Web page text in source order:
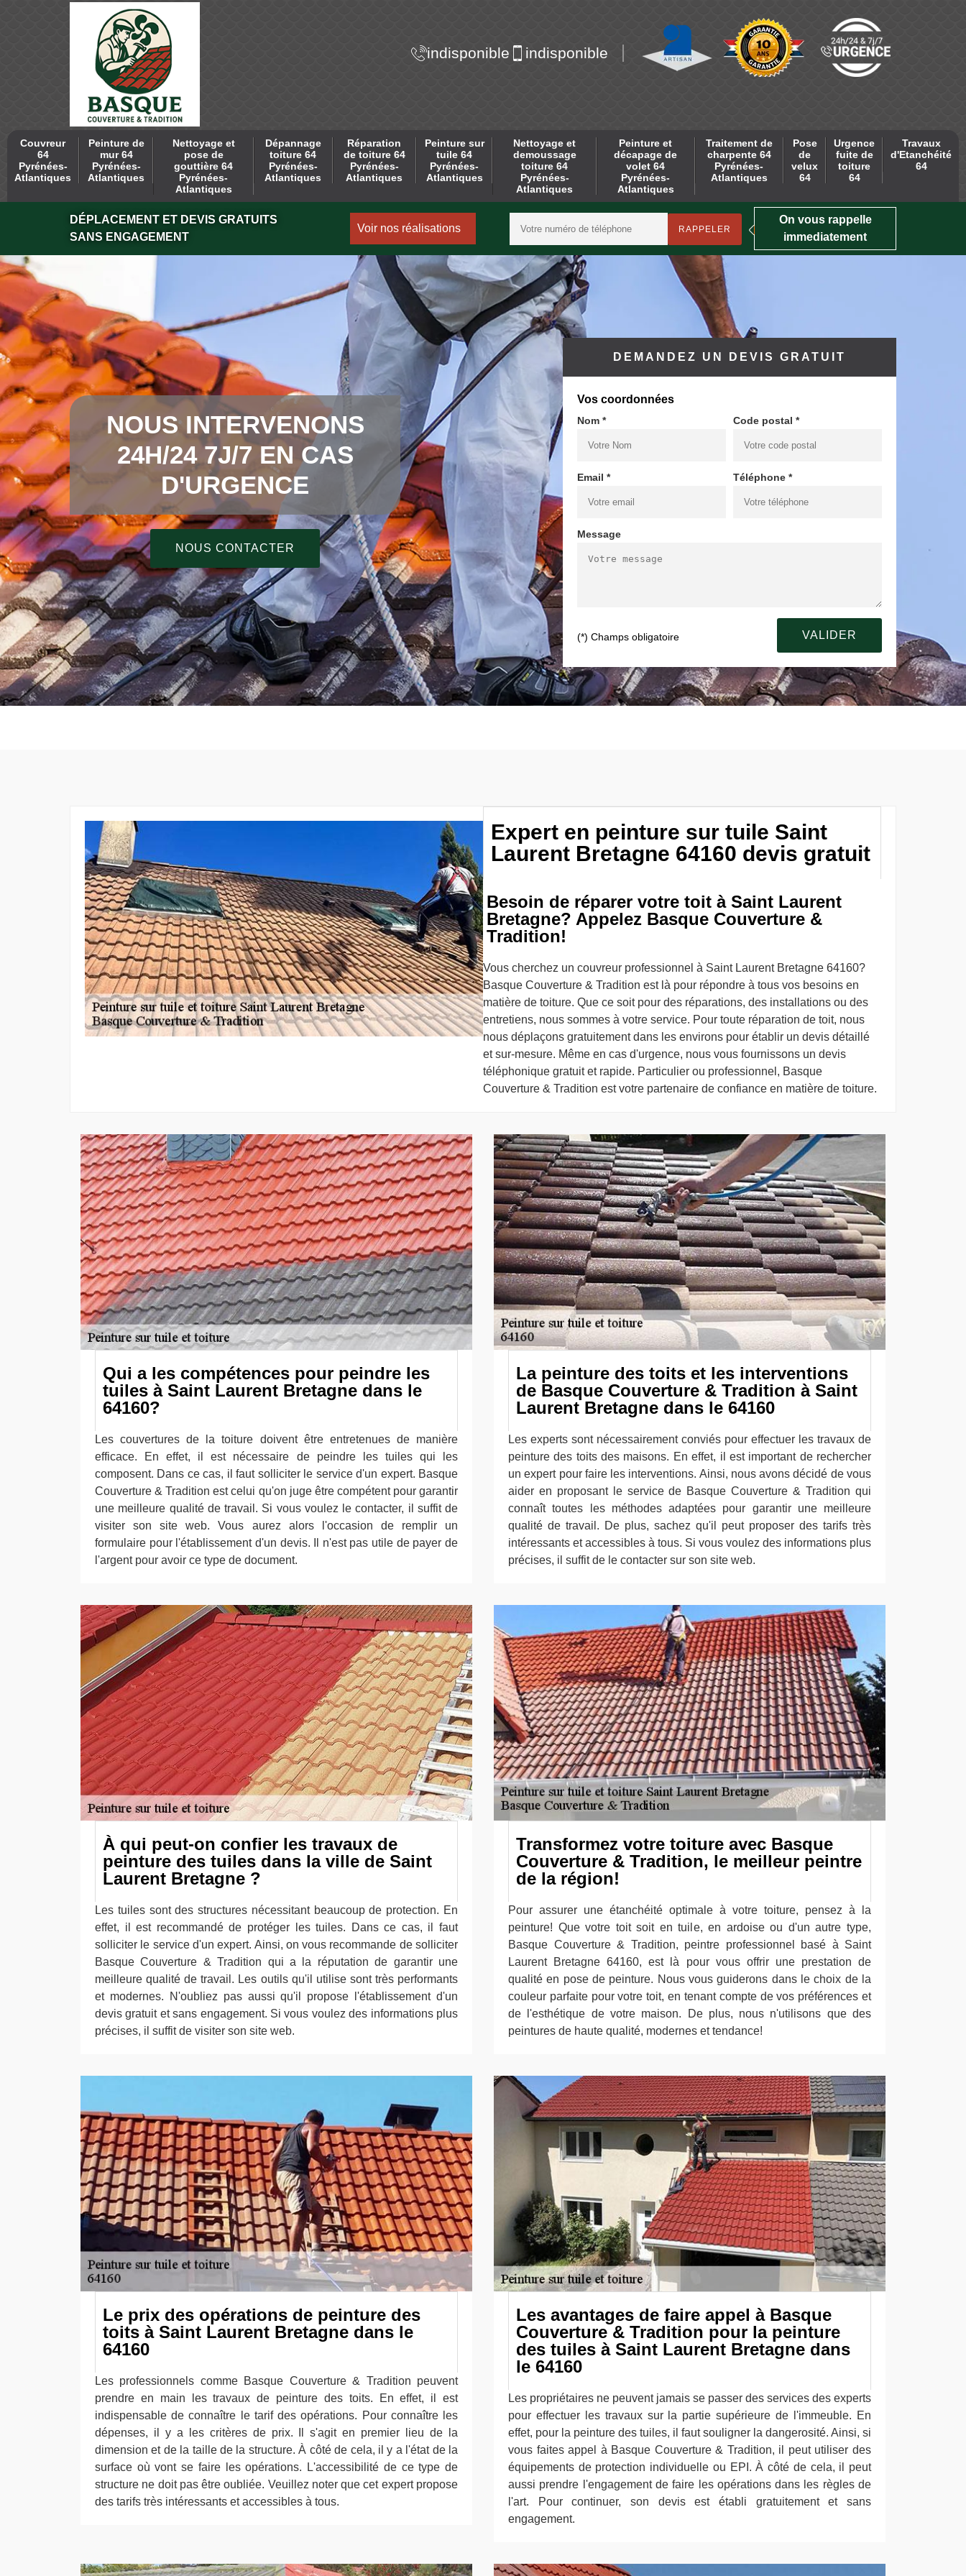
indisponible indisponible
Couvreur
64
Pyrénées-
Atlantiques
Peinture de
mur 64
Pyrénées-
Atlantiques
Nettoyage et
pose de
gouttière 64
Pyrénées-
Atlantiques
Dépannage
toiture 64
Pyrénées-
Atlantiques
Réparation
de toiture 64
Pyrénées-
Atlantiques
Peinture sur
tuile 64
Pyrénées-
Atlantiques
Nettoyage et
demoussage
toiture 64
Pyrénées-
Atlantiques
Peinture et
décapage de
volet 64
Pyrénées-
Atlantiques
Traitement de
charpente 64
Pyrénées-
Atlantiques
Pose
de
velux
64
Urgence
fuite de
toiture
64
Travaux
d'Etanchéité
64
DÉPLACEMENT ET DEVIS GRATUITS
SANS ENGAGEMENT
Voir nos réalisations
On vous rappelle
immediatement
NOUS INTERVENONS
24H/24 7J/7 EN CAS
D'URGENCE
NOUS CONTACTER
DEMANDEZ UN DEVIS GRATUIT
Vos coordonnées
Nom * Code postal *
Email * Téléphone *
Message
(*) Champs obligatoire
Expert en peinture sur tuile Saint
Laurent Bretagne 64160 devis gratuit
Besoin de réparer votre toit à Saint Laurent
Bretagne? Appelez Basque Couverture &
Tradition!
Vous cherchez un couvreur professionnel à Saint Laurent Bretagne 64160?
Basque Couverture & Tradition est là pour répondre à tous vos besoins en
matière de toiture. Que ce soit pour des réparations, des installations ou des
entretiens, nous sommes à votre service. Pour toute réparation de toit, nous
nous déplaçons gratuitement dans les environs pour établir un devis détaillé
et sur-mesure. Même en cas d'urgence, nous vous fournissons un devis
téléphonique gratuit et rapide. Particulier ou professionnel, Basque
Couverture & Tradition est votre partenaire de confiance en matière de toiture.
Qui a les compétences pour peindre les
tuiles à Saint Laurent Bretagne dans le
64160?
Les couvertures de la toiture doivent être entretenues de manière
efficace. En effet, il est nécessaire de peindre les tuiles qui les
composent. Dans ce cas, il faut solliciter le service d'un expert. Basque
Couverture & Tradition est celui qu'on juge être compétent pour garantir
une meilleure qualité de travail. Si vous voulez le contacter, il suffit de
visiter son site web. Vous aurez alors l'occasion de remplir un
formulaire pour l'établissement d'un devis. Il n'est pas utile de payer de
l'argent pour avoir ce type de document.
La peinture des toits et les interventions
de Basque Couverture & Tradition à Saint
Laurent Bretagne dans le 64160
Les experts sont nécessairement conviés pour effectuer les travaux de
peinture des toits des maisons. En effet, il est important de rechercher
un expert pour faire les interventions. Ainsi, nous avons décidé de vous
aider en proposant le service de Basque Couverture & Tradition qui
connaît toutes les méthodes adaptées pour garantir une meilleure
qualité de travail. De plus, sachez qu'il peut proposer des tarifs très
intéressants et accessibles à tous. Si vous voulez des informations plus
précises, il suffit de le contacter sur son site web.
À qui peut-on confier les travaux de
peinture des tuiles dans la ville de Saint
Laurent Bretagne ?
Les tuiles sont des structures nécessitant beaucoup de protection. En
effet, il est recommandé de protéger les tuiles. Dans ce cas, il faut
solliciter le service d'un expert. Ainsi, on vous recommande de solliciter
Basque Couverture & Tradition qui a la réputation de garantir une
meilleure qualité de travail. Les outils qu'il utilise sont très performants
et modernes. N'oubliez pas aussi qu'il propose l'établissement d'un
devis gratuit et sans engagement. Si vous voulez des informations plus
précises, il suffit de visiter son site web.
Transformez votre toiture avec Basque
Couverture & Tradition, le meilleur peintre
de la région!
Pour assurer une étanchéité optimale à votre toiture, pensez à la
peinture! Que votre toit soit en tuile, en ardoise ou d'un autre type,
Basque Couverture & Tradition, peintre professionnel basé à Saint
Laurent Bretagne 64160, est là pour vous offrir une prestation de
qualité en pose de peinture. Nous vous guiderons dans le choix de la
couleur parfaite pour votre toit, en tenant compte de vos préférences et
de l'esthétique de votre maison. De plus, nous n'utilisons que des
peintures de haute qualité, modernes et tendance!
Le prix des opérations de peinture des
toits à Saint Laurent Bretagne dans le
64160
Les professionnels comme Basque Couverture & Tradition peuvent
prendre en main les travaux de peinture des toits. En effet, il est
indispensable de connaître le tarif des opérations. Pour connaître les
dépenses, il y a les critères de prix. Il s'agit en premier lieu de la
dimension et de la taille de la structure. À côté de cela, il y a l'état de la
surface où vont se faire les opérations. L'accessibilité de ce type de
structure ne doit pas être oubliée. Veuillez noter que cet expert propose
des tarifs très intéressants et accessibles à tous.
Les avantages de faire appel à Basque
Couverture & Tradition pour la peinture
des tuiles à Saint Laurent Bretagne dans
le 64160
Les propriétaires ne peuvent jamais se passer des services des experts
pour effectuer les travaux sur la partie supérieure de l'immeuble. En
effet, pour la peinture des tuiles, il faut souligner la dangerosité. Ainsi, si
vous faites appel à Basque Couverture & Tradition, il peut utiliser des
équipements de protection individuelle ou EPI. À côté de cela, il peut
aussi prendre l'engagement de faire les opérations dans les règles de
l'art. Pour continuer, son devis est établi gratuitement et sans
engagement.